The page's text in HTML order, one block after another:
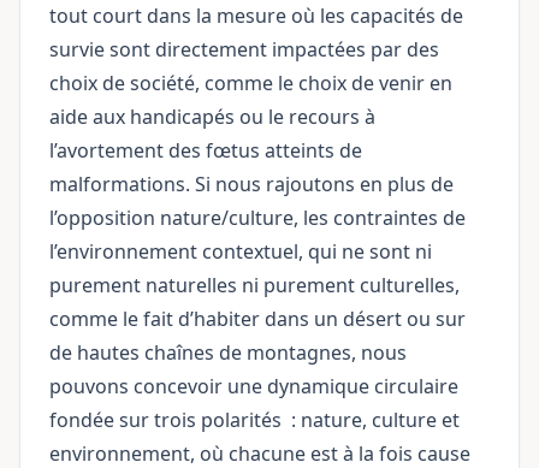
tout court dans la mesure où les capacités de
survie sont directement impactées par des
choix de société, comme le choix de venir en
aide aux handicapés ou le recours à
l’avortement des fœtus atteints de
malformations. Si nous rajoutons en plus de
l’opposition nature/culture, les contraintes de
l’environnement contextuel, qui ne sont ni
purement naturelles ni purement culturelles,
comme le fait d’habiter dans un désert ou sur
de hautes chaînes de montagnes, nous
pouvons concevoir une dynamique circulaire
fondée sur trois polarités : nature, culture et
environnement, où chacune est à la fois cause